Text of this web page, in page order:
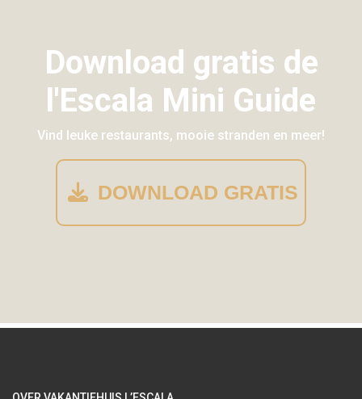
Download gratis de
l'Escala Mini Guide
Vind leuke restaurants, mooie stranden en meer!
DOWNLOAD GRATIS